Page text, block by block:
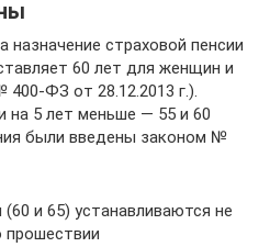
страховой пенсии
60 лет для женщин и
ФЗ от 28.12.2013 г.).
на 5 лет меньше — 55 и 60
были введены законом №
и 65) устанавливаются не
прошествии